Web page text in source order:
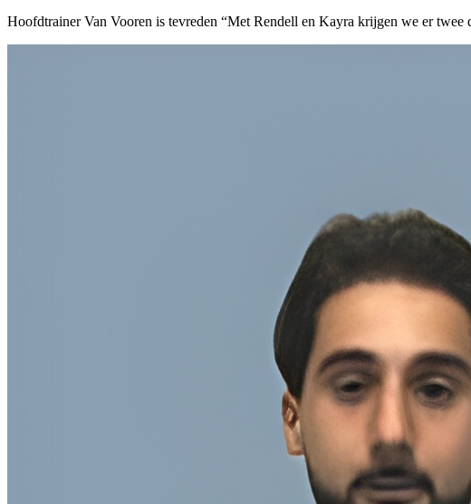
Hoofdtrainer Van Vooren is tevreden “Met Rendell en Kayra krijgen we er twee